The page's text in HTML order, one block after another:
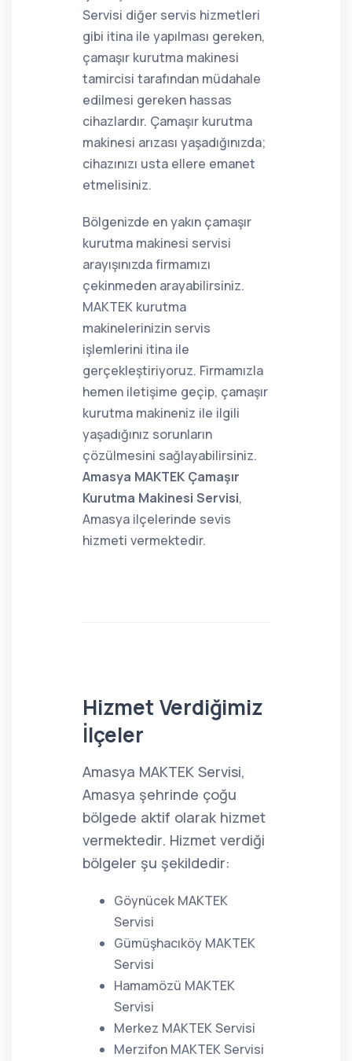
Servisi diğer servis hizmetleri
gibi itina ile yapılması gereken,
çamaşır kurutma makinesi
tamircisi tarafından müdahale
edilmesi gereken hassas
cihazlardır. Çamaşır kurutma
makinesi arızası yaşadığınızda;
cihazınızı usta ellere emanet
etmelisiniz.
Bölgenizde en yakın çamaşır
kurutma makinesi servisi
arayışınızda firmamızı
çekinmeden arayabilirsiniz.
MAKTEK kurutma
makinelerinizin servis
işlemlerini itina ile
gerçekleştiriyoruz. Firmamızla
hemen iletişime geçip, çamaşır
kurutma makineniz ile ilgili
yaşadığınız sorunların
çözülmesini sağlayabilirsiniz.
Amasya MAKTEK Çamaşır
Kurutma Makinesi Servisi,
Amasya ilçelerinde sevis
hizmeti vermektedir.
Hizmet Verdiğimiz
İlçeler
Amasya MAKTEK Servisi,
Amasya şehrinde çoğu
bölgede aktif olarak hizmet
vermektedir. Hizmet verdiği
bölgeler şu şekildedir:
Göynücek MAKTEK
Servisi
Gümüşhacıköy MAKTEK
Servisi
Hamamözü MAKTEK
Servisi
Merkez MAKTEK Servisi
Merzifon MAKTEK Servisi